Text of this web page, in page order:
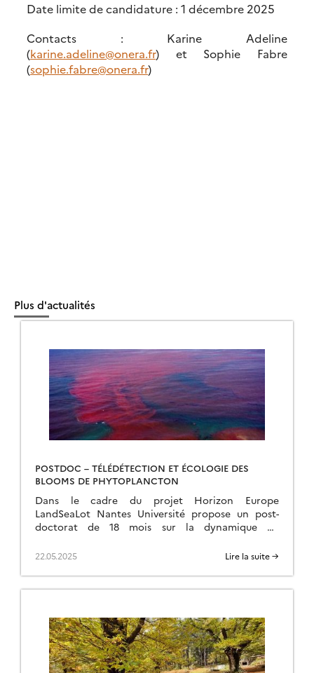
Date limite de candidature : 1 décembre 2025
Contacts : Karine Adeline
(karine.adeline@onera.fr) et Sophie Fabre
(sophie.fabre@onera.fr)
Plus d'actualités
POSTDOC – TÉLÉDÉTECTION ET ÉCOLOGIE DES
BLOOMS DE PHYTOPLANCTON
Dans le cadre du projet Horizon Europe
LandSeaLot Nantes Université propose un post-
doctorat de 18 mois sur la dynamique du
Blooms » (HAB) et des […]
22.05.2025 Lire la suite →